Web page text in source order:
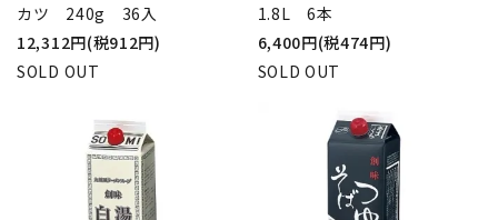
カツ 240g 36入
12,312円(税912円)
SOLD OUT
1.8L 6本
6,400円(税474円)
SOLD OUT